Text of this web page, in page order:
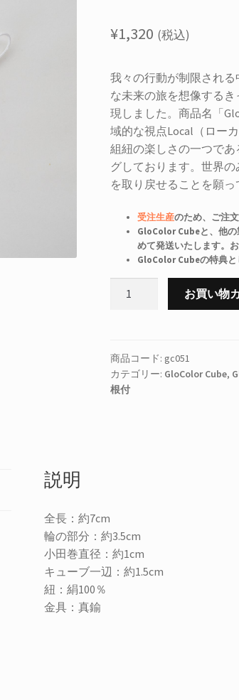
¥1,320 (税込)
我々の行動が制限され
な未来の旅を想像する
現しました。商品名「
域的な視点Local（ロー
組紐の楽しさの一つで
グしております。世界
を取り戻せることを願っ
受注生産のため、ご注
GloColor Cubeと、他
めて発送いたします。お
GloColor Cubeの特典と
鮮
個
お買い物
商品コード: gc051
カテゴリー: GloColor Cube,
根付
説明
全長：約7cm
輪の部分：約3.5cm
小田巻直径：約1cm
キューブ一辺：約1.5cm
紐：絹100％
金具：真鍮